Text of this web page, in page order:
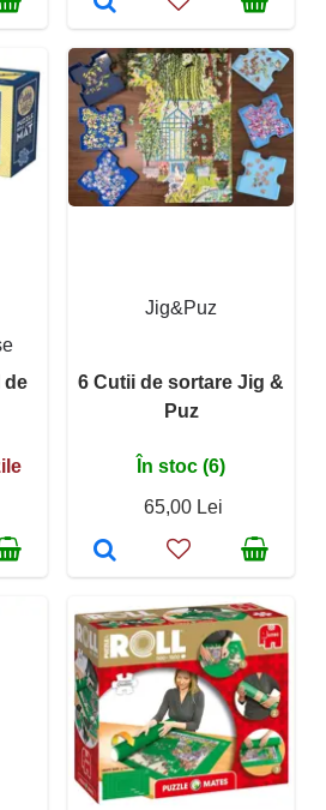
de
Jig&Puz
6 Cutii de sortare Jig &
Puz
În stoc (6)
65,00 Lei